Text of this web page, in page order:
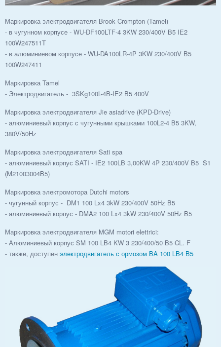
Маркировка электродвигателя Brook Crompton (Tamel)
- в чугунном корпусе - WU-DF100LTF-4 3KW 230/400V B5 IE2
100W247511T
- в алюминиевом корпусе - WU-DA100LR-4P 3KW 230/400V B5
100W247411
Маркировка Tamel
- Электродвигатель - 3SKg100L-4B-IE2 B5 400V
Маркировка электродвигателя Jie asiadrive (KPD-Drive)
- алюминиевый корпус с чугунными крышками 100L2-4 B5 3KW,
380V/50Hz
Маркировка электродвигателя Sati spa
- алюминиевый корпус SATI - IE2 100LB 3,00KW 4P 230/400V B5 S1
(M21003004B5)
Маркировка электромотора Dutchi motors
- чугунный корпус - DM1 100 Lx4 3kW 230/400V 50Hz B5
- алюминиевый корпус - DMA2 100 Lx4 3kW 230/400V 50Hz B5
Маркировка электродвигателя MGM motori elettrici:
- Алюминиевый корпус SM 100 LB4 KW 3 230/400/50 B5 CL. F
- также, доступен электродвигатель с ормозом BA 100 LB4 B5